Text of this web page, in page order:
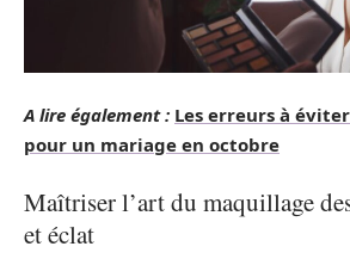
A lire également : Les erreurs à
pour un mariage en octobre
Maîtriser l’art du maquillage
et éclat